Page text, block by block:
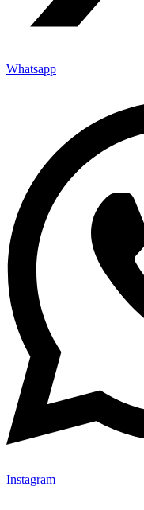
Whatsapp
Instagram